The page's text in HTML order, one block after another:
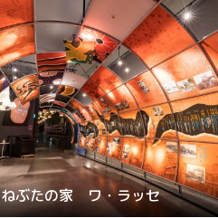
ねぶたの家 ワ・ラッセ